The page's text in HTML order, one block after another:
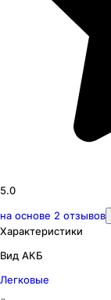
5.0
на основе 2 отзывов
Характеристики
Вид АКБ
Легковые